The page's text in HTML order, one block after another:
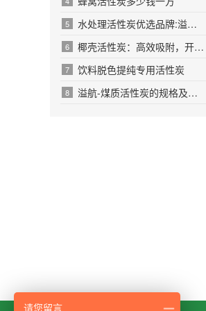
5 水处理活性炭优选品牌:溢航净水材料
6 椰壳活性炭：高效吸附，开启多元净化新篇章
7 饮料脱色提纯专用活性炭
8 溢航-煤质活性炭的规格及用途优势
请您留言